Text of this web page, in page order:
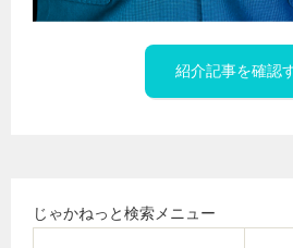
紹介記事を確認
じゃかねっと検索メニュー